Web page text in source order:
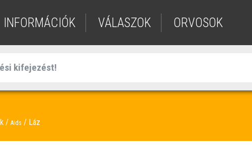
INFORMÁCIÓK VÁLASZOK ORVOSOK
Aids Láz